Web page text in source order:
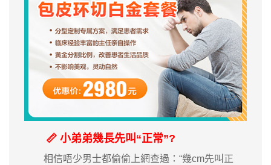
📏 小弟弟幾長先叫“正常”?
相信唔少男士都偷偷上網查過：“幾cm先叫正